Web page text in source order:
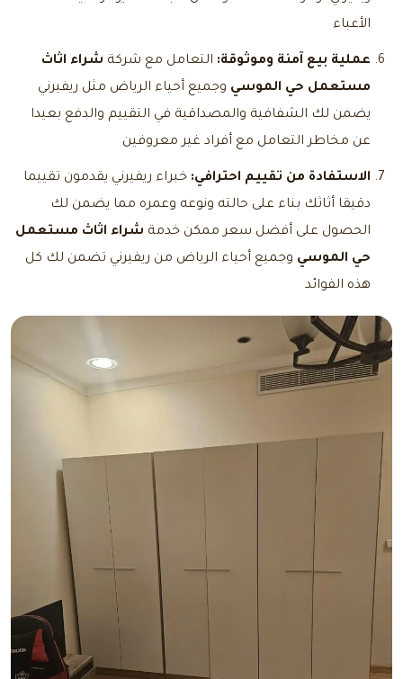
الأعباء
عملية بيع آمنة وموثوقة: التعامل مع شركة شراء اثاث
مستعمل حي الموسي وجميع أحياء الرياض مثل ريفيرني
يضمن لك الشفافية والمصداقية في التقييم والدفع بعيدا
عن مخاطر التعامل مع أفراد غير معروفين
الاستفادة من تقييم احترافي: خبراء ريفيرني يقدمون تقييما
دقيقا أثاثك بناء على حالته ونوعه وعمره مما يضمن لك
الحصول على أفضل سعر ممكن خدمة شراء اثاث مستعمل
حي الموسي وجميع أحياء الرياض من ريفيرني تضمن لك كل
هذه الفوائد